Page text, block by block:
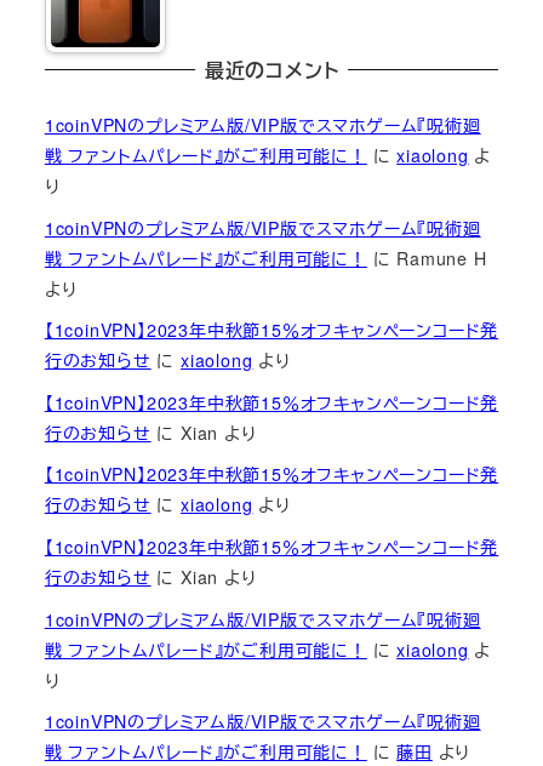
最近のコメント
1coinVPNのプレミアム版/VIP版でスマホゲーム『呪術廻
戦 ファントムパレード』がご利用可能に！
にxiaolong よ
り
1coinVPNのプレミアム版/VIP版でスマホゲーム『呪術廻
戦 ファントムパレード』がご利用可能に！
に Ramune H
より
【1coinVPN】2023年中秋節15％オフキャンペーンコード発
行のお知らせ にxiaolong より
【1coinVPN】2023年中秋節15％オフキャンペーンコード発
行のお知らせ にXian より
【1coinVPN】2023年中秋節15％オフキャンペーンコード発
行のお知らせ にxiaolong より
【1coinVPN】2023年中秋節15％オフキャンペーンコード発
行のお知らせ にXian より
1coinVPNのプレミアム版/VIP版でスマホゲーム『呪術廻
戦 ファントムパレード』がご利用可能に！
にxiaolong よ
り
1coinVPNのプレミアム版/VIP版でスマホゲーム『呪術廻
戦 ファントムパレード』がご利用可能に！
に藤田 より